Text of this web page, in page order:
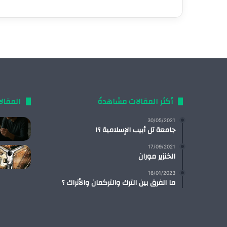
أكثر المقالات مشاهدةً
30/05/2021
جامعة تل أبيب الإسلامية ؟!
17/09/2021
الخنزير موران
16/01/2023
ما الفرق بين الترك والتركمان والأتراك ؟